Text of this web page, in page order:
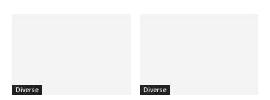
Diverse Diverse